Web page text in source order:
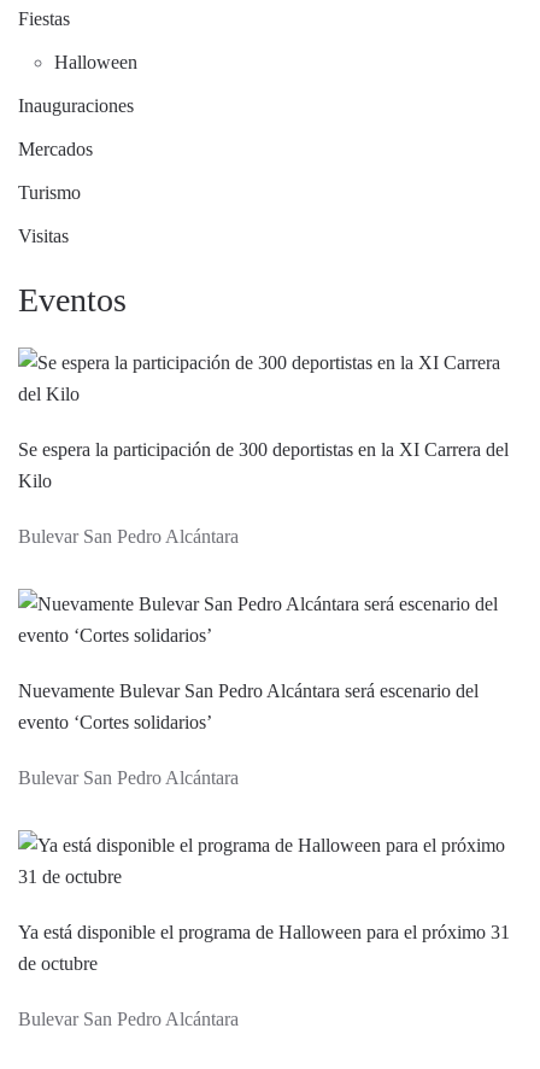
Fiestas
Halloween
Inauguraciones
Mercados
Turismo
Visitas
Eventos
Se espera la participación de 300 deportistas en la XI Carrera del
Kilo
Bulevar San Pedro Alcántara
Nuevamente Bulevar San Pedro Alcántara será escenario del
evento ‘Cortes solidarios’
Bulevar San Pedro Alcántara
Ya está disponible el programa de Halloween para el próximo 31
de octubre
Bulevar San Pedro Alcántara